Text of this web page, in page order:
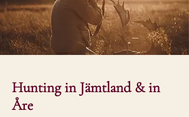
Hunting in Jämtland & in
Åre